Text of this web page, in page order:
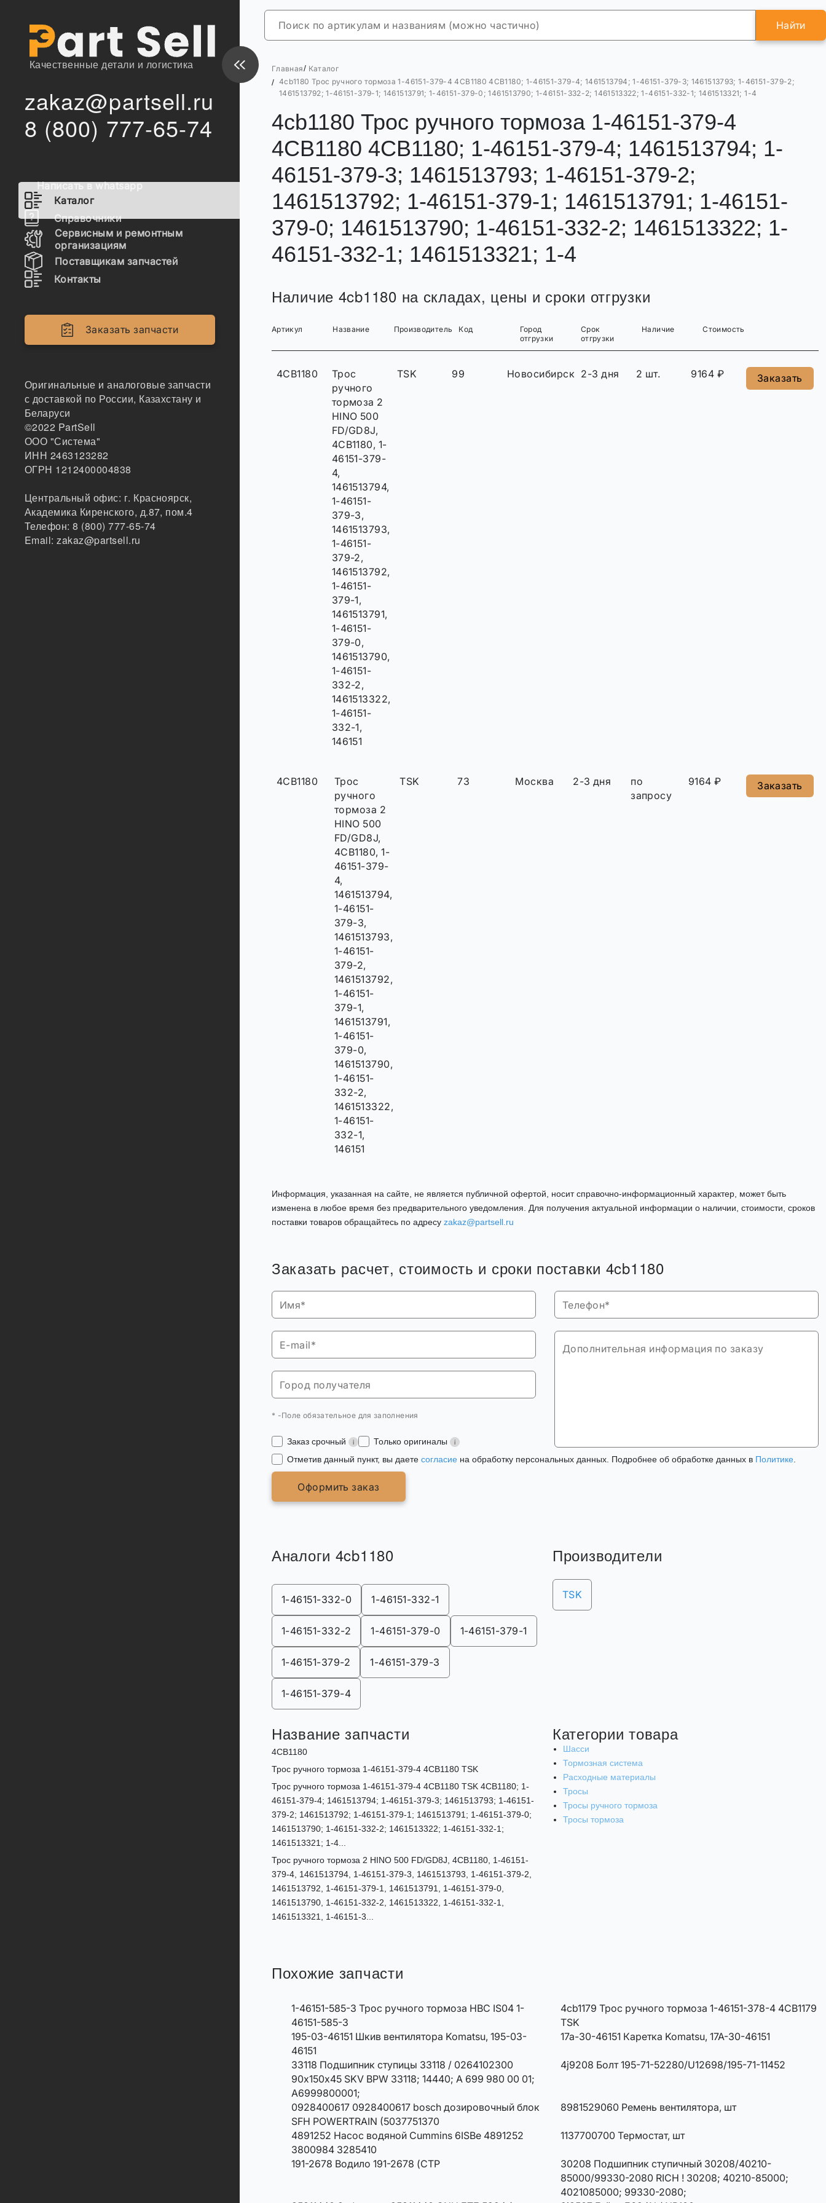
Качественные детали и логистика
zakaz@partsell.ru
8 (800) 777-65-74
Написать в whatsapp
Каталог
Справочники
Сервисным и ремонтным
организациям
Поставщикам запчастей
Контакты
Заказать запчасти
Оригинальные и аналоговые запчасти
с доставкой по России, Казахстану и
Беларуси
©2022 PartSell
ООО "Система"
ИНН 2463123282
ОГРН 1212400004838
Центральный офис: г. Красноярск,
Академика Киренского, д.87, пом.4
Телефон:8 (800) 777-65-74
Email:zakaz@partsell.ru
Найти
Главная/ Каталог
/ 4cb1180 Трос ручного тормоза 1-46151-379-4 4CB1180 4CB1180; 1-46151-379-4; 1461513794; 1-46151-379-3; 1461513793; 1-46151-379-2;
1461513792; 1-46151-379-1; 1461513791; 1-46151-379-0; 1461513790; 1-46151-332-2; 1461513322; 1-46151-332-1; 1461513321; 1-4
4cb1180 Трос ручного тормоза 1-46151-379-4
4CB1180 4CB1180; 1-46151-379-4; 1461513794; 1-
46151-379-3; 1461513793; 1-46151-379-2;
1461513792; 1-46151-379-1; 1461513791; 1-46151-
379-0; 1461513790; 1-46151-332-2; 1461513322; 1-
46151-332-1; 1461513321; 1-4
Наличие 4cb1180 на складах, цены и сроки отгрузки
Артикул Название Производитель Код
Город
отгрузки
Срок
отгрузки
Наличие Стоимость
4CB1180
Трос
ручного
тормоза 2
HINO 500
FD/GD8J,
4CB1180, 1-
46151-379-
4,
1461513794,
1-46151-
379-3,
1461513793,
1-46151-
379-2,
1461513792,
1-46151-
379-1,
1461513791,
1-46151-
379-0,
1461513790,
1-46151-
332-2,
1461513322,
1-46151-
332-1,
146151
TSK 99 Новосибирск 2-3 дня 2 шт. 9164 ₽ Заказать
4CB1180
Трос
ручного
тормоза 2
HINO 500
FD/GD8J,
4CB1180, 1-
46151-379-
4,
1461513794,
1-46151-
379-3,
1461513793,
1-46151-
379-2,
1461513792,
1-46151-
379-1,
1461513791,
1-46151-
379-0,
1461513790,
1-46151-
332-2,
1461513322,
1-46151-
332-1,
146151
TSK 73 Москва 2-3 дня
по
запросу
9164 ₽ Заказать
Информация, указанная на сайте, не является публичной офертой, носит справочно-информационный характер, может быть
изменена в любое время без предварительного уведомления. Для получения актуальной информации о наличии, стоимости, сроков
поставки товаров обращайтесь по адресу zakaz@partsell.ru
Заказать расчет, стоимость и сроки поставки 4cb1180
* -Поле обязательное для заполнения
Заказ срочный
Только оригиналы
Отметив данный пункт, вы даете согласие на обработку персональных данных. Подробнее об обработке данных в Политике
Оформить заказ
Аналоги 4cb1180
1-46151-332-0 1-46151-332-1
1-46151-332-2 1-46151-379-0 1-46151-379-1
1-46151-379-2 1-46151-379-3
1-46151-379-4
Производители
TSK
Название запчасти
4CB1180
Трос ручного тормоза 1-46151-379-4 4CB1180 TSK
Трос ручного тормоза 1-46151-379-4 4CB1180 TSK 4CB1180; 1-
46151-379-4; 1461513794; 1-46151-379-3; 1461513793; 1-46151-
379-2; 1461513792; 1-46151-379-1; 1461513791; 1-46151-379-0;
1461513790; 1-46151-332-2; 1461513322; 1-46151-332-1;
1461513321; 1-4...
Трос ручного тормоза 2 HINO 500 FD/GD8J, 4CB1180, 1-46151-
379-4, 1461513794, 1-46151-379-3, 1461513793, 1-46151-379-2,
1461513792, 1-46151-379-1, 1461513791, 1-46151-379-0,
1461513790, 1-46151-332-2, 1461513322, 1-46151-332-1,
1461513321, 1-46151-3...
Категории товара
Шасси
Тормозная система
Расходные материалы
Тросы
Тросы ручного тормоза
Тросы тормоза
Похожие запчасти
1-46151-585-3 Трос ручного тормоза HBC IS04 1-
46151-585-3
4cb1179 Трос ручного тормоза 1-46151-378-4 4CB1179
TSK
195-03-46151 Шкив вентилятора Komatsu, 195-03-
46151
17a-30-46151 Каретка Komatsu, 17A-30-46151
33118 Подшипник ступицы 33118 / 0264102300
90х150х45 SKV BPW 33118; 14440; A 699 980 00 01;
A6999800001;
4j9208 Болт 195-71-52280/U12698/195-71-11452
0928400617 0928400617 bosch дозировочный блок
SFH POWERTRAIN (5037751370
8981529060 Ремень вентилятора, шт
4891252 Насос водяной Cummins 6ISBe 4891252
3800984 3285410
1137700700 Термостат, шт
191-2678 Водило 191-2678 (CTP
30208 Подшипник ступичный 30208/40210-
85000/99330-2080 RICH ! 30208; 40210-85000;
4021085000; 99330-2080;